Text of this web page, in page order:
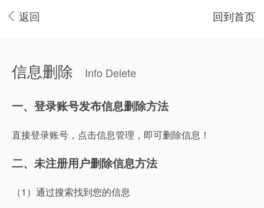
返回 回到首页
信息删除 Info Delete
一、登录账号发布信息删除方法
直接登录账号，点击信息管理，即可删除信息！
二、未注册用户删除信息方法
（1）通过搜索找到您的信息